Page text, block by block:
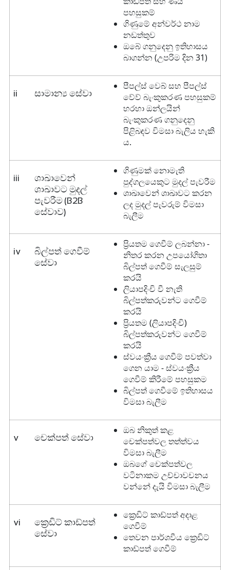
පහසුකම්
ගිණුමේ අන්වර්ථ නාම
නඩත්තුව
ඔබේ ගනුදෙනු ඉතිහාසය
බාගන්න (උපරිම දින 31)
ii සාමාන්‍ය සේවා
පීපල්ස් වෙබ් සහ පීපල්ස්
වේව් බැංකුකරණ පහසුකම්
හරහා ඔන්ලයින්
බැංකුකරණ ගනුදෙනු
පිළිබඳව විමසා බැලිය හැකි
ය.
iii
ශාඛාවෙන්
ශාඛාවට මුදල්
පැවරීම (B2B
සේවාව)
ගිණුමක් නොමැති
පුද්ගලයෙකුට මුදල් පැවරීම
ශාඛාවෙන් ශාඛාවට කරන
ලද මුදල් පැවරුම් විමසා
බැලීම
iv
බිල්පත් ගෙවීම්
සේවා
ප්‍රියතම ගෙවීම් ලබන්නා -
නිතර කරන උපයෝගිතා
බිල්පත් ගෙවීම් සැලසුම්
කරයි
ලියාපදිංචි වී නැති
බිල්පත්කරුවන්ට ගෙවීම්
කරයි
ප්‍රියතම (ලියාපදිංචි)
බිල්පත්කරුවන්ට ගෙවීම්
කරයි
ස්වයංක්‍රීය ගෙවීම් පවත්වා
ගෙන යාම - ස්වයංක්‍රීය
ගෙවීම් කිරීමේ පහසුකම
බිල්පත් ගෙවීමේ ඉතිහාසය
විමසා බැලීම
v චෙක්පත් සේවා
ඔබ නිකුත් කළ
චෙක්පත්වල තත්ත්වය
විමසා බැලීම
ඔබගේ චෙක්පත්වල
වටිනාකම උච්චාවචනය
වන්නේ දැයි විමසා බැලීම
vi
ක්‍රෙඩිට් කාඩ්පත්
සේවා
ක්‍රෙඩිට් කාඩ්පත් අදාළ
ගෙවීම්
තෙවන පාර්ශවීය ක්‍රෙඩිට්
කාඩ්පත් ගෙවීම්